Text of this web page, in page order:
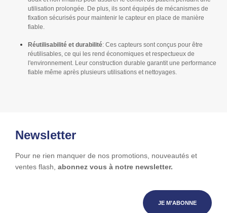
utilisation prolongée. De plus, ils sont équipés de mécanismes de
fixation sécurisés pour maintenir le capteur en place de manière
fiable.
Réutilisabilité et durabilité: Ces capteurs sont conçus pour être
réutilisables, ce qui les rend économiques et respectueux de
l'environnement. Leur construction durable garantit une performance
fiable même après plusieurs utilisations et nettoyages.
Newsletter
Pour ne rien manquer de nos promotions, nouveautés et
ventes flash, abonnez vous à notre newsletter.
JE M’ABONNE